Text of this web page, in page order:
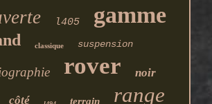
l405 gamme
classique suspension
rover noir
côté terrain range